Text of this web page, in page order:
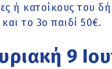
ή κατοίκους του
το 3ο παιδί 50€.
9